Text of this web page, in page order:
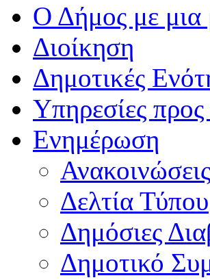
Ο Δήμος με μια
Διοίκηση
Δημοτικές
Υπηρεσίες
Ενημέρωση
Ανακοινώσεις
Δελτία Τύπου
Δημόσιες
Δημοτικό